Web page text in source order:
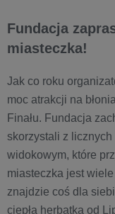
Fundacja
miasteczka!
Jak co roku
moc atrakcji na
Finału. Fundacja
skorzystali z
widokowym, które
miasteczka jest
znajdzie coś dla
ciepłą herbatką od